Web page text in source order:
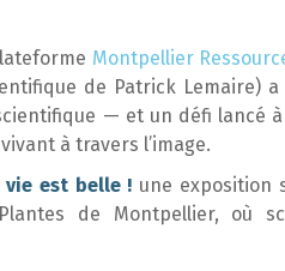
Montpellier
de Patrick Lemaire)
— et un défi lancé
à travers l’image.
vie est belle ! une exposition
de Montpellier, où